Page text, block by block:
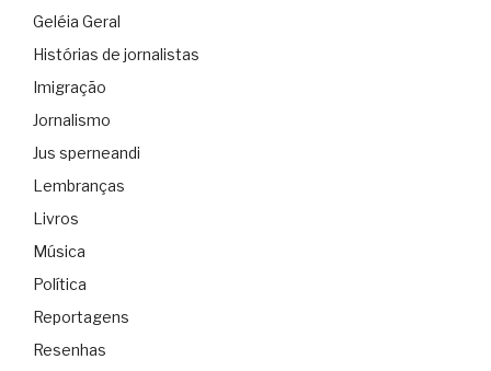
Geléia Geral
Histórias de jornalistas
Imigração
Jornalismo
Jus sperneandi
Lembranças
Livros
Música
Política
Reportagens
Resenhas